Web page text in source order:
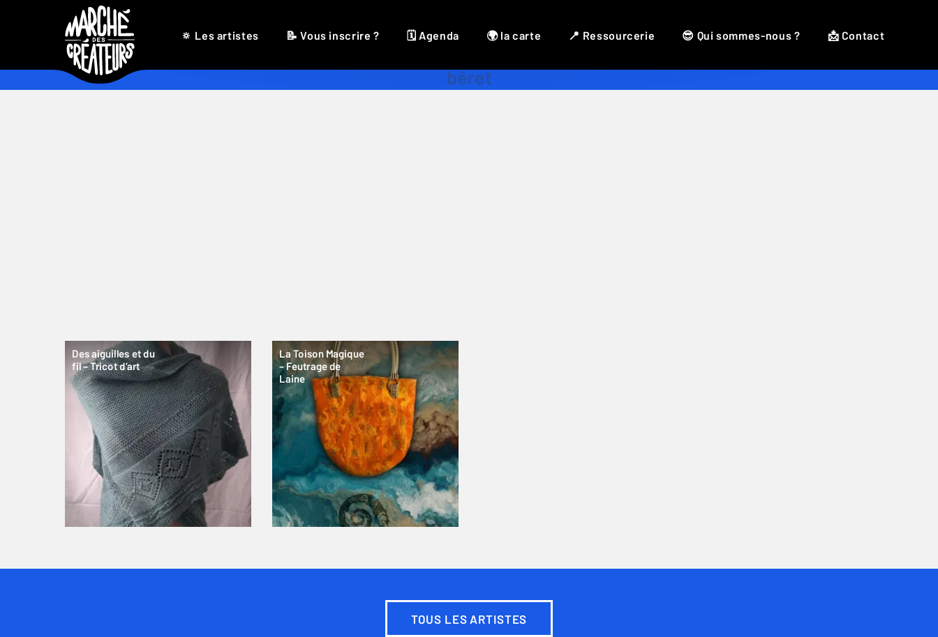
🔅 Les artistes 📝 Vous inscrire ? 🗓 Agenda 🌍 la carte 📍 Ressourcerie 😎 Qui sommes-nous ? 📩 Contact
béret
Des aiguilles et du
fil – Tricot d’art
La Toison Magique
– Feutrage de
Laine
TOUS LES ARTISTES